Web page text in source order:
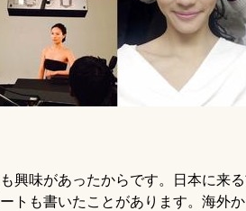
興味があったからです。日本に来
トも書いたことがあります。海外